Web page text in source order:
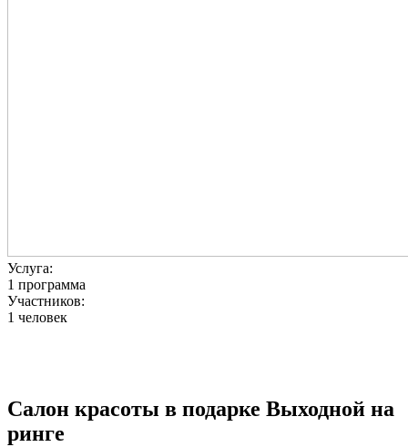
Услуга:
1 программа
Участников:
1 человек
Салон красоты в подарке Выходной на
ринге